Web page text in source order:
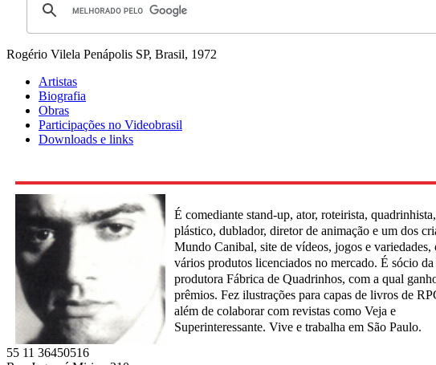
Rogério Vilela Penápolis SP, Brasil, 1972
Artistas
Biografia
Obras
Participações no Videobrasil
Downloads e links
É comediante stand-up, ator, roteirista,
plástico, dublador, diretor de animação e um dos
Mundo Canibal, site de vídeos, jogos e variedades,
vários produtos licenciados no mercado. É sócio da
produtora Fábrica de Quadrinhos, com a qual
prêmios. Fez ilustrações para capas de livros de
além de colaborar com revistas como Veja e
Superinteressante. Vive e trabalha em São Paulo.
55 11 36450516